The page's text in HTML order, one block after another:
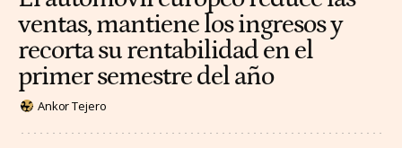
ventas, mantiene los ingresos y
recorta su rentabilidad en el
primer semestre del año
Ankor Tejero